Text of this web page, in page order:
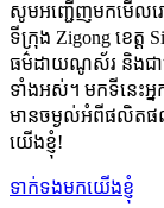
សូមអញ្ជើញមកមើលរ
ទីក្រុង Zigong ខេត្ត
ធម៌ដាយណូស័រ និងជ
ទាំងអស់។ មកទីនេះ
មានចម្ងល់អំពីផលិតផ
យើងខ្ញុំ!
ទាក់ទងមកយើងខ្ញុំ